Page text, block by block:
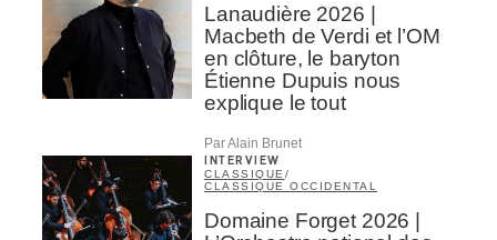
Lanaudière 2026 |
Macbeth de Verdi et l’OM
en clôture, le baryton
Étienne Dupuis nous
explique le tout
Par Alain Brunet
INTERVIEW
CLASSIQUE /
CLASSIQUE OCCIDENTAL
Domaine Forget 2026 |